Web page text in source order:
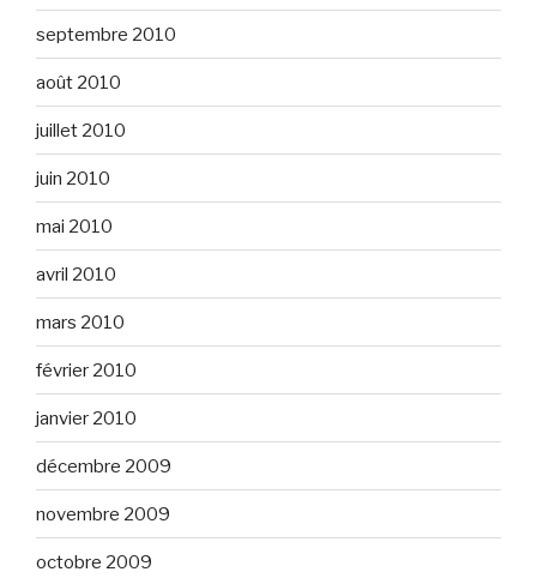
septembre 2010
août 2010
juillet 2010
juin 2010
mai 2010
avril 2010
mars 2010
février 2010
janvier 2010
décembre 2009
novembre 2009
octobre 2009